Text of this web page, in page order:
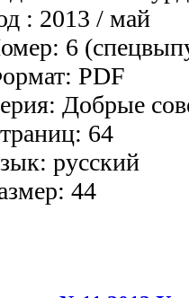
: 2013 / май
6
PDF
Добрые
64
русский
44